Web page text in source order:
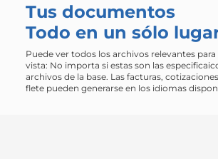
Tus documentos
Todo en un sólo
Puede ver todos los archivos relevantes
vista: No importa si estas son las
archivos de la base. Las facturas,
flete pueden generarse en los idiomas